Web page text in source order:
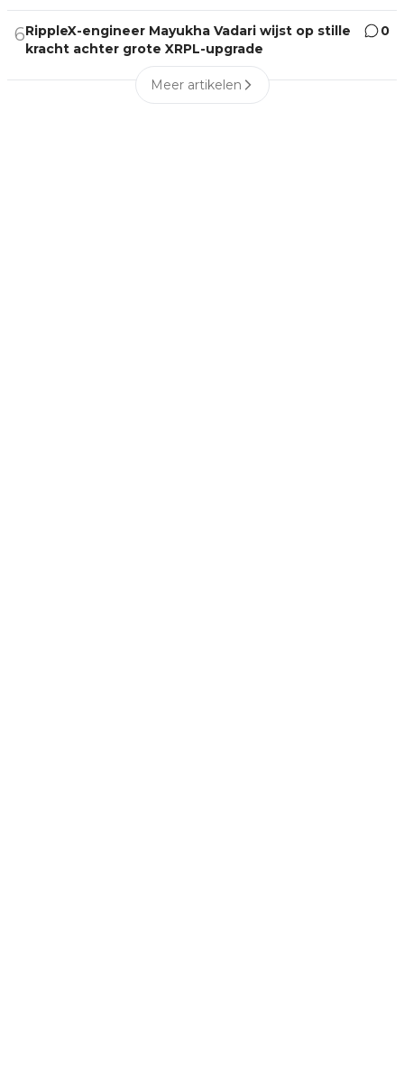
6RippleX-engineer Mayukha Vadari wijst op stille
kracht achter grote XRPL-upgrade
0
Meer artikelen